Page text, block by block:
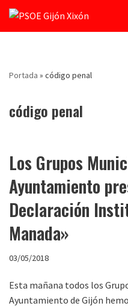
Saltar
Portada » código penal
código penal
Los Grupos
Ayuntamiento
Declaración
Manada»
03/05/2018
Esta mañana todos los
Ayuntamiento de Gijón